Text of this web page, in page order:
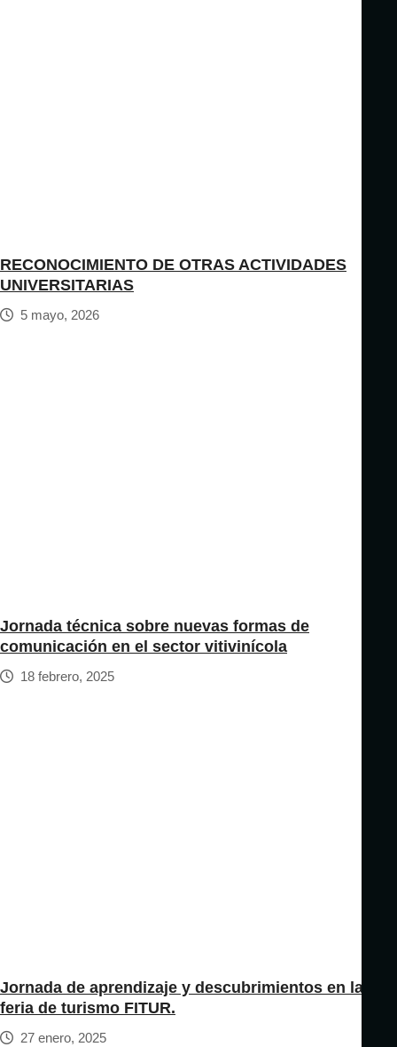
RECONOCIMIENTO DE OTRAS ACTIVIDADES
UNIVERSITARIAS
5 mayo, 2026
Jornada técnica sobre nuevas formas de
comunicación en el sector vitivinícola
18 febrero, 2025
Jornada de aprendizaje y descubrimientos en la
feria de turismo FITUR.
27 enero, 2025